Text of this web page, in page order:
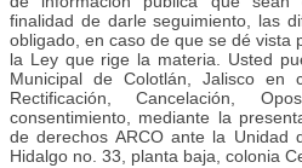
finalidad de darle seguimiento, las
obligado, en caso de que se dé vista
la Ley que rige la materia. Usted
Municipal de Colotlán, Jalisco en
Rectificación, Cancelación,
consentimiento, mediante la
de derechos ARCO ante la Unidad
Hidalgo no. 33, planta baja, colonia